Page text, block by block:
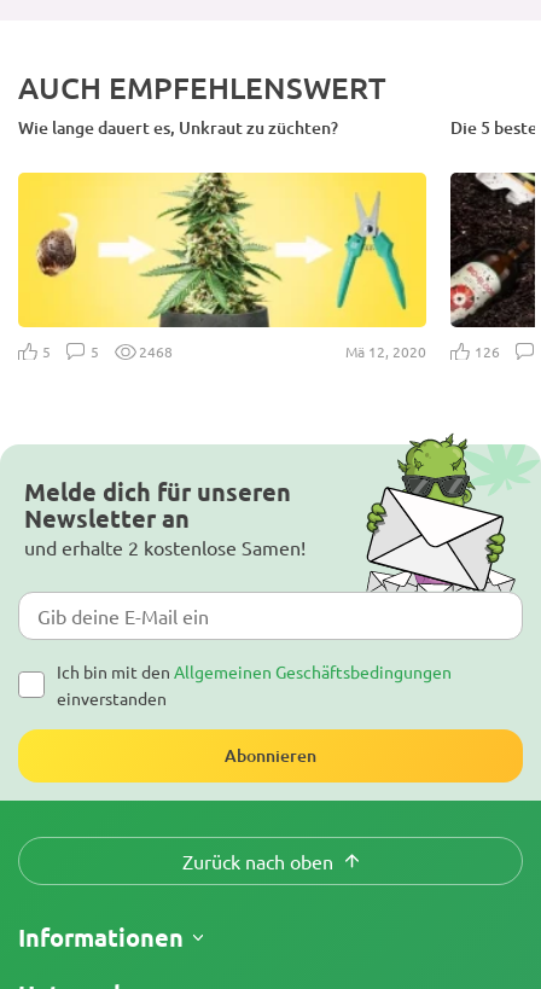
AUCH EMPFEHLENSWERT
Wie lange dauert es, Unkraut zu züchten?
5 5 2468 Mä 12, 2020
Die 5
126
Melde dich für unseren
Newsletter an
und erhalte 2 kostenlose Samen!
Ich bin mit den Allgemeinen Geschäftsbedingungen
einverstanden
Abonnieren
Zurück nach oben
Informationen